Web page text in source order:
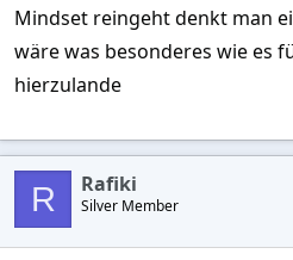
Mindset reingeht denkt man
wäre was besonderes wie es
hierzulande
R Rafiki
Silver Member